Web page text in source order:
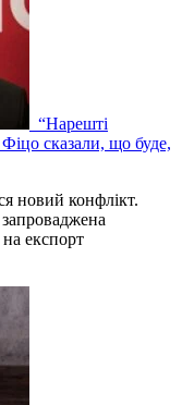
“Нарешті
сказали, що буде,
новий конфлікт.
експорт